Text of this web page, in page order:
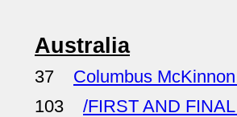
Australia
37
Columbus
103
/FIRST AND